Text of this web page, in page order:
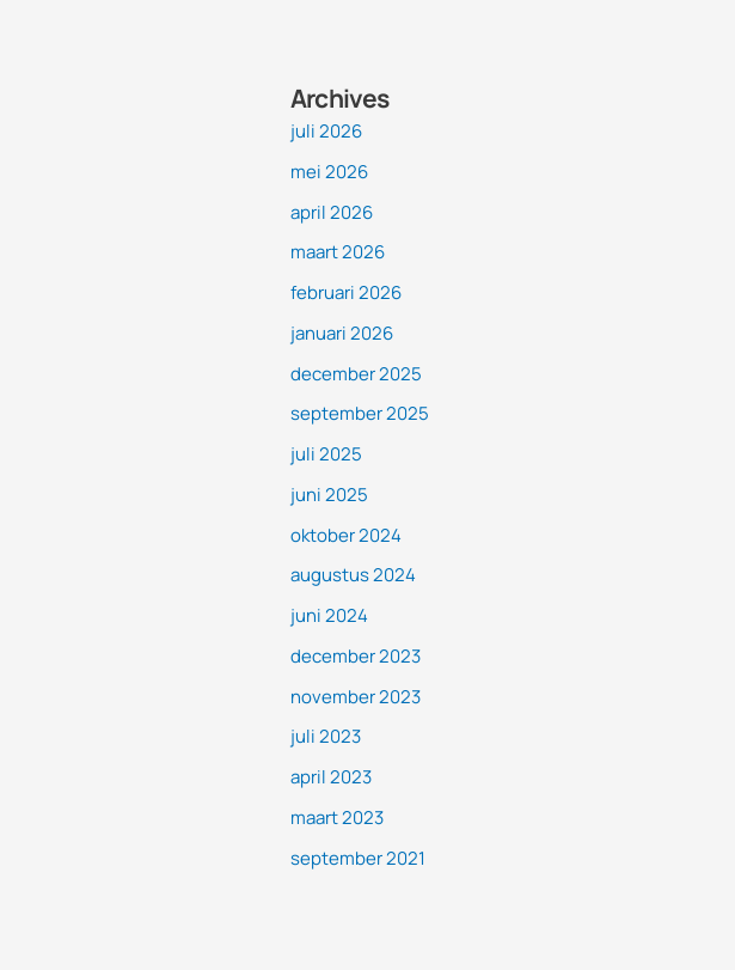
Archives
juli 2026
mei 2026
april 2026
maart 2026
februari 2026
januari 2026
december 2025
september 2025
juli 2025
juni 2025
oktober 2024
augustus 2024
juni 2024
december 2023
november 2023
juli 2023
april 2023
maart 2023
september 2021